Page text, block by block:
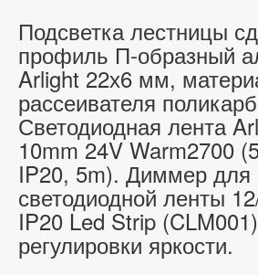
Подсветка лестницы
профиль П-образный
Arlight 22х6 мм,
рассеивателя
Светодиодная лента
10mm 24V Warm2700
IP20, 5m). Диммер для
светодиодной ленты
IP20 Led Strip
регулировки яркости.